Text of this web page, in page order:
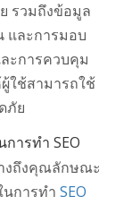
รวมถึงข้อมูล
และการมอบ
ะการควบคุม
ใช้สามารถใช้
ภัย
ารทำ SEO
งถึงคุณลักษณะ
นการทำ SEO